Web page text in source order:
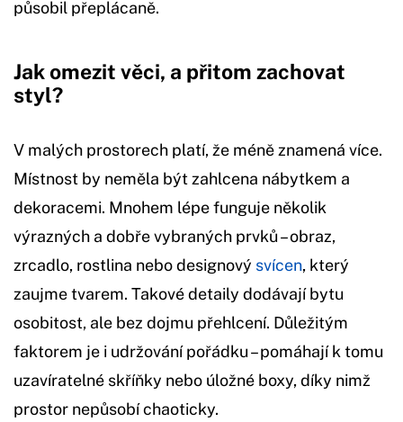
působil přeplácaně.
Jak omezit věci, a přitom zachovat
styl?
V malých prostorech platí, že méně znamená více.
Místnost by neměla být zahlcena nábytkem a
dekoracemi. Mnohem lépe funguje několik
výrazných a dobře vybraných prvků – obraz,
zrcadlo, rostlina nebo designový svícen, který
zaujme tvarem. Takové detaily dodávají bytu
osobitost, ale bez dojmu přehlcení. Důležitým
faktorem je i udržování pořádku – pomáhají k tomu
uzavíratelné skříňky nebo úložné boxy, díky nimž
prostor nepůsobí chaoticky.